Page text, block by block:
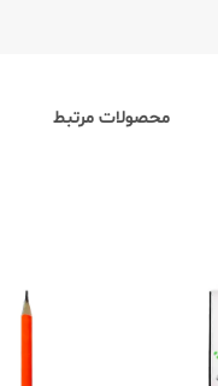
محصولات مرتبط